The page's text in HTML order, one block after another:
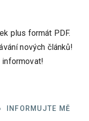
plus formát PDF.
nových článků!
informovat!
INFORMUJTE MĚ